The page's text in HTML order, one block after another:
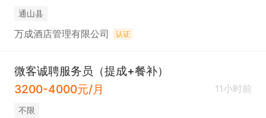
通山县
万成酒店管理有限公司 认证
微客诚聘服务员（提成+餐补）
3200-4000元/月
11小时前
不限